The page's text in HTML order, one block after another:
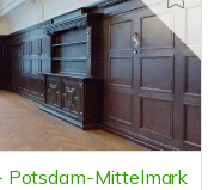
Potsdam-Mittelmark